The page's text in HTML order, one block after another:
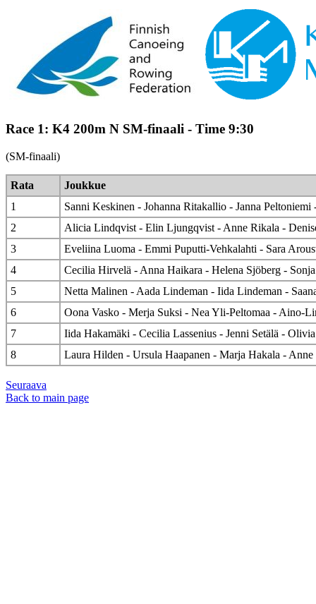
Race 1: K4 200m N SM-finaali - Time 9:30
(SM-finaali)
Rata
Joukkue
1
Sanni Keskinen - Johanna Ritakallio - Janna
2
Alicia Lindqvist - Elin Ljungqvist - Anne Rikala -
3
Eveliina Luoma - Emmi Puputti-Vehkalahti - Sara
4
Cecilia Hirvelä - Anna Haikara - Helena Sjöberg -
5
Netta Malinen - Aada Lindeman - Iida Lindeman -
6
Oona Vasko - Merja Suksi - Nea Yli-Peltomaa - Aino-
7
Iida Hakamäki - Cecilia Lassenius - Jenni Setälä -
8
Laura Hilden - Ursula Haapanen - Marja Hakala -
Seuraava
Back to main page